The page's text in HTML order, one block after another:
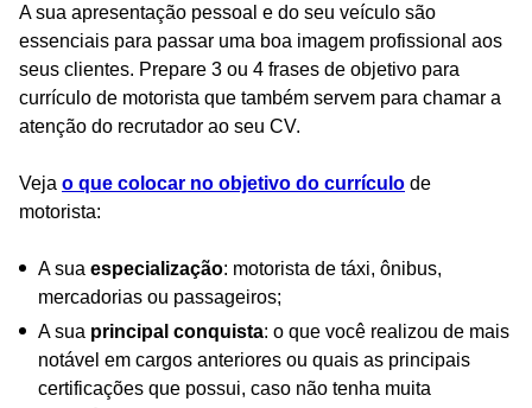
A sua apresentação pessoal e do seu veículo são
essenciais para passar uma boa imagem profissional aos
seus clientes. Prepare 3 ou 4 frases de objetivo para
currículo de motorista que também servem para chamar a
atenção do recrutador ao seu CV.
Veja o que colocar no objetivo do currículo de
motorista:
A sua especialização: motorista de táxi, ônibus,
mercadorias ou passageiros;
A sua principal conquista: o que você realizou de mais
notável em cargos anteriores ou quais as principais
certificações que possui, caso não tenha muita